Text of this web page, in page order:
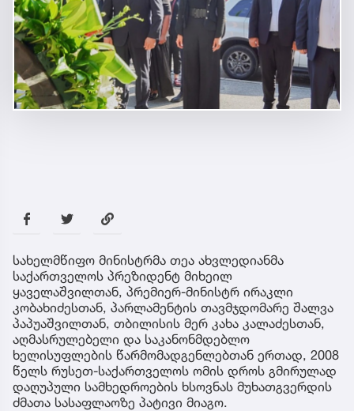
სახელმწიფო მინისტრმა თეა ახვლედიანმა
საქართველოს პრეზიდენტ მიხეილ
ყაველაშვილთან, პრემიერ-მინისტრ ირაკლი
კობახიძესთან, პარლამენტის თავმჯდომარე შალვა
პაპუაშვილთან, თბილისის მერ კახა კალაძესთან,
აღმასრულებელი და საკანონმდებლო
ხელისუფლების წარმომადგენლებთან ერთად, 2008
წელს რუსეთ-საქართველოს ომის დროს გმირულად
დაღუპული სამხედროების ხსოვნას მუხათგვერდის
ძმათა სასაფლაოზე პატივი მიაგო.